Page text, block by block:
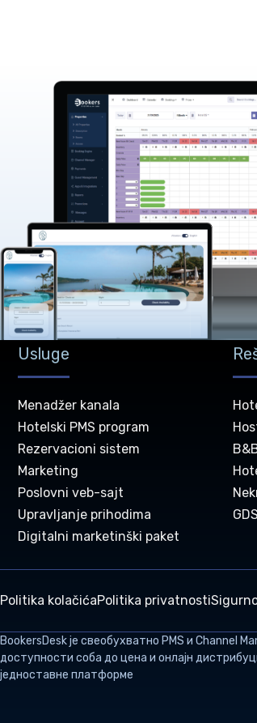
Usluge
Menadžer kanala
Hotelski PMS program
Rezervacioni sistem
Marketing
Poslovni veb-sajt
Upravljanje prihodima
Digitalni marketinški paket
GDS
Politika kolačićaPolitika privatnosti
BookersDeskје свеобухватно PMS и Channel
доступности соба до цена и онлајн
једноставне платформе